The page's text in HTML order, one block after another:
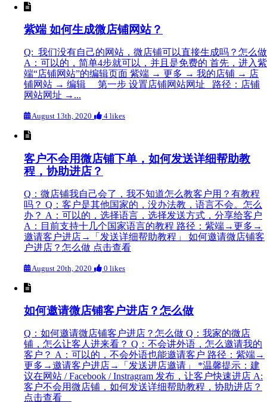
紫端 如何生成微店铺网站？
​Q: 我们没有自己的网站，微店铺可以直接生成吗？怎么做
A：可以的，简单4步就可以，并且是免费的 首先，进入紫
端“店铺网站”的编辑页面 紫端 → 更多 → 我的店铺 → 店
铺网站 → 编辑 第一步 设置店铺网站网址 路径：店铺
网站网址 →...
August 13th, 2020 4 likes
客户不会用微店铺下单，如何发送详细帮助教
程，协助进店？
Q：微店铺我自己会了，我不知道怎么教客户用？有教程
吗？ Q：客户是其他国家的，没办法教，语言不会。怎么
办？ A：可以的，选择语言，选择发送方式，分享给客户
A：目前支持十几个国家语言的教程 路径：紫端→更多→
邀请客户进店→「发送详细帮助教程」 如何邀请微店铺客
户进店？怎么做 点击查看
August 20th, 2020 0 likes
如何邀请微店铺客户进店？怎么做
Q：如何邀请微店铺客户进店？怎么做 Q：我家的微店
铺，怎么让客人进来看？ Q：不会讲外语，怎么邀请我的
客户？ A：可以的，不会外语也能邀请客户 路径：紫端→
更多→邀请客户进店→「发送进店邀请」 *温馨提示：建
议在网站 / Facebook / Instragram 发布，让客户快速进店 A:
客户不会用微店铺，如何发送详细帮助教程，协助进店？
点击查看